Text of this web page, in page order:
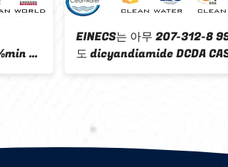
게 건조한 손실
분말 기업
CAS 461-58-5
Dcd 정밀한/전자 급료